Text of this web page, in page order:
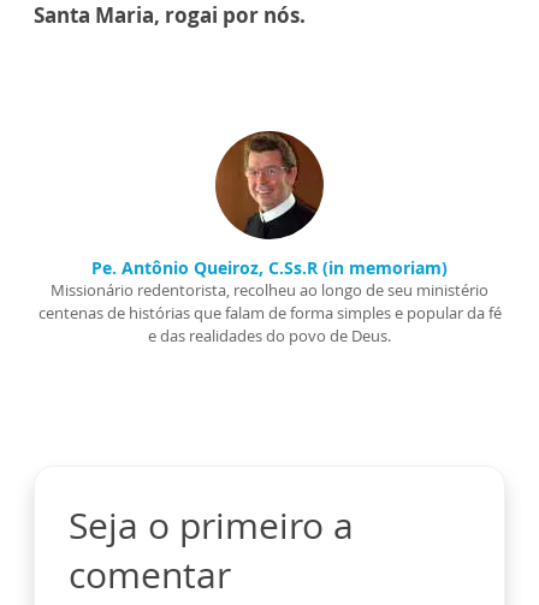
Santa Maria, rogai por nós.
Pe. Antônio Queiroz, C.Ss.R (in memoriam)
Missionário redentorista, recolheu ao longo de seu ministério
centenas de histórias que falam de forma simples e popular da fé
e das realidades do povo de Deus.
Seja o primeiro a
comentar